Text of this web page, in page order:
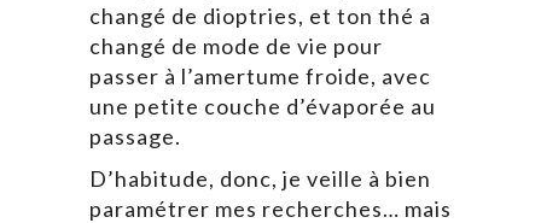
changé de dioptries, et ton thé a
changé de mode de vie pour
passer à l’amertume froide, avec
une petite couche d’évaporée au
passage.
D’habitude, donc, je veille à bien
paramétrer mes recherches… mais